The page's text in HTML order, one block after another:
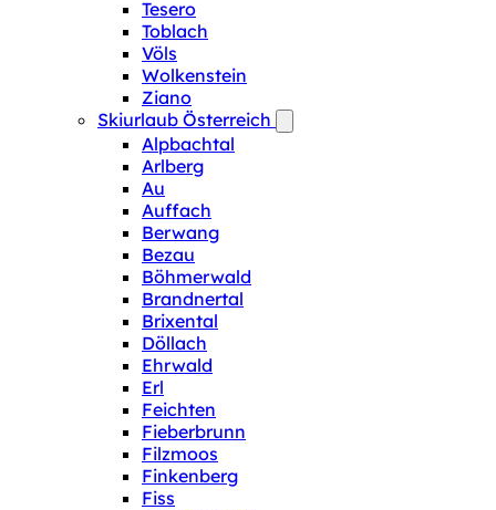
Tesero
Toblach
Völs
Wolkenstein
Ziano
Skiurlaub Österreich
Alpbachtal
Arlberg
Au
Auffach
Berwang
Bezau
Böhmerwald
Brandnertal
Brixental
Döllach
Ehrwald
Erl
Feichten
Fieberbrunn
Filzmoos
Finkenberg
Fiss